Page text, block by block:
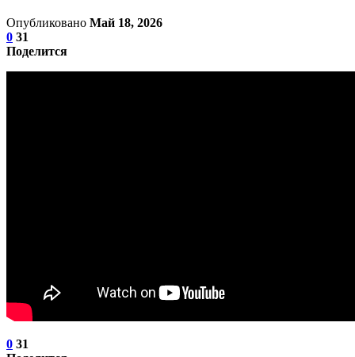
Опубликовано Май 18, 2026
0 31
Поделится
0 31